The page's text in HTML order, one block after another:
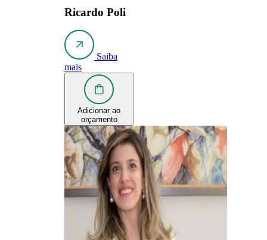
Ricardo Poli
Saiba
mais
Adicionar ao
orçamento